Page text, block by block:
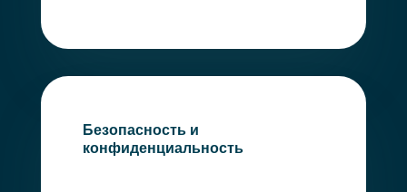
Безопасность и
конфиденциальность